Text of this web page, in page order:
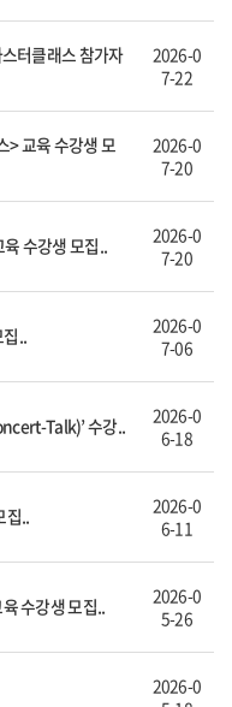
터클래스 참가자
2026-0
7-22
> 교육 수강생 모
2026-0
7-20
수강생 모집..
2026-0
7-20
..
2026-0
7-06
Talk)’ 수강..
2026-0
6-18
집..
2026-0
6-11
수강생 모집..
2026-0
5-26
2026-0